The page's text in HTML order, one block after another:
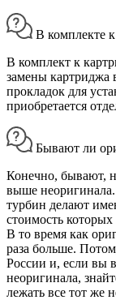
В комплекте
В комплект к
замены
прокладок для
приобретается
Бывают ли
Конечно, бывают,
выше
турбин делают
стоимость
В то время как
раза больше.
России и, если вы
неоригинала,
лежать все тот же